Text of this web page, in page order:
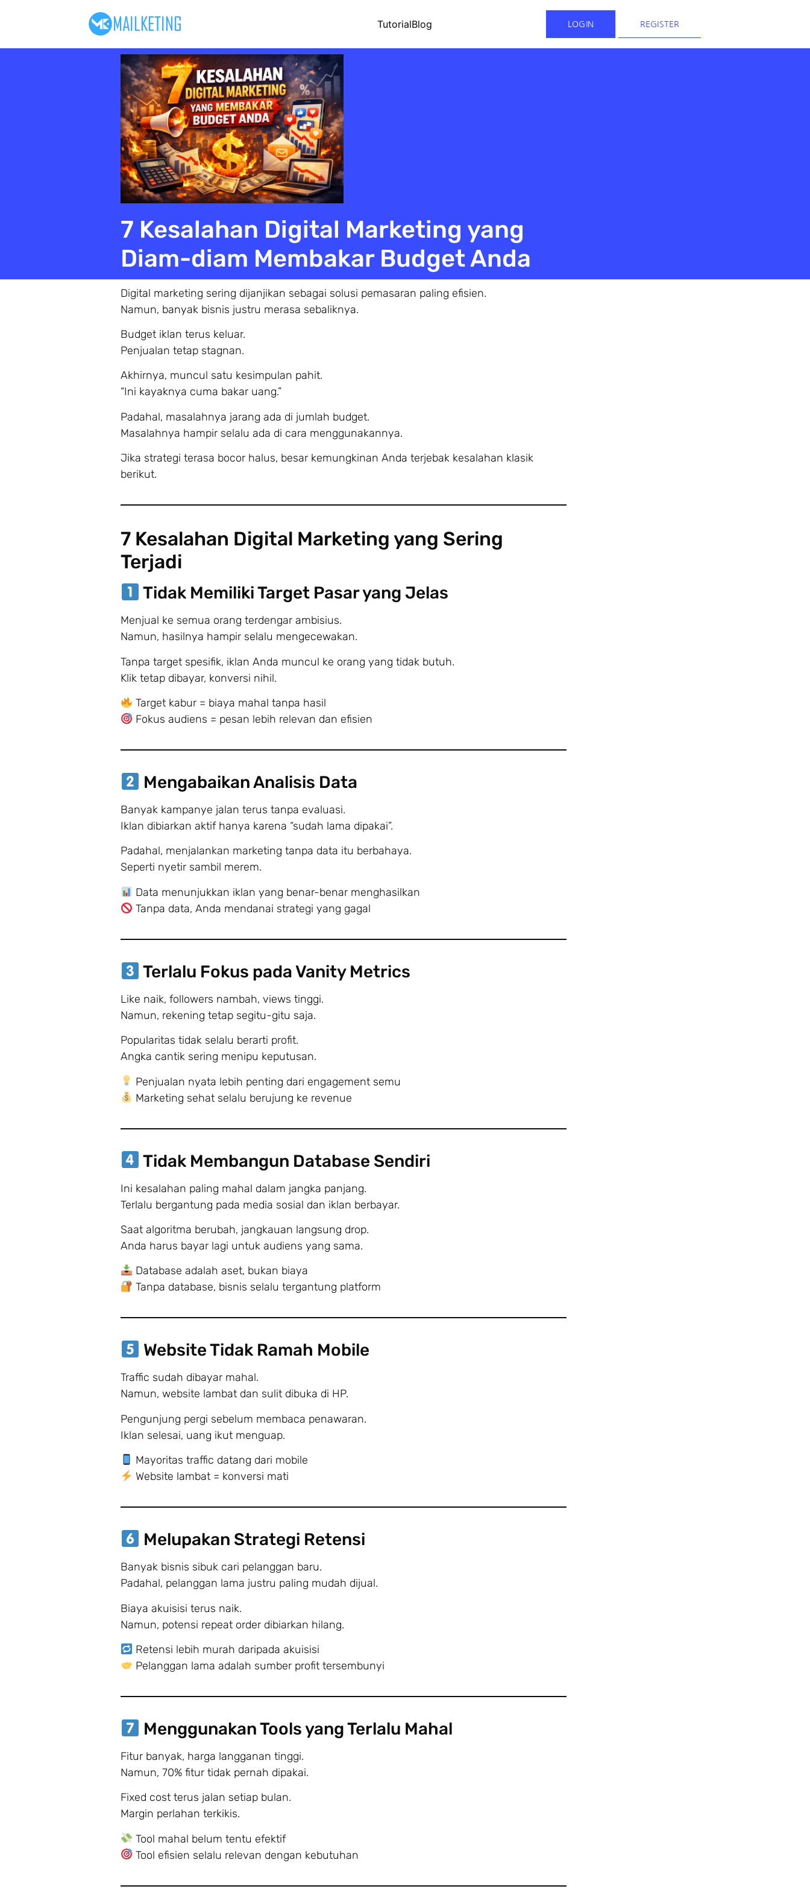
TutorialBlog LOGIN REGISTER
7 Kesalahan Digital Marketing yang
Diam-diam Membakar Budget Anda
Digital marketing sering dijanjikan sebagai solusi pemasaran paling efisien.
Namun, banyak bisnis justru merasa sebaliknya.
Budget iklan terus keluar.
Penjualan tetap stagnan.
Akhirnya, muncul satu kesimpulan pahit.
“Ini kayaknya cuma bakar uang.”
Padahal, masalahnya jarang ada di jumlah budget.
Masalahnya hampir selalu ada di cara menggunakannya.
Jika strategi terasa bocor halus, besar kemungkinan Anda terjebak kesalahan klasik
berikut.
7 Kesalahan Digital Marketing yang Sering
Terjadi
Tidak Memiliki Target Pasar yang Jelas
Menjual ke semua orang terdengar ambisius.
Namun, hasilnya hampir selalu mengecewakan.
Tanpa target spesifik, iklan Anda muncul ke orang yang tidak butuh.
Klik tetap dibayar, konversi nihil.
Target kabur = biaya mahal tanpa hasil
Fokus audiens = pesan lebih relevan dan efisien
Mengabaikan Analisis Data
Banyak kampanye jalan terus tanpa evaluasi.
Iklan dibiarkan aktif hanya karena “sudah lama dipakai”.
Padahal, menjalankan marketing tanpa data itu berbahaya.
Seperti nyetir sambil merem.
Data menunjukkan iklan yang benar-benar menghasilkan
Tanpa data, Anda mendanai strategi yang gagal
Terlalu Fokus pada Vanity Metrics
Like naik, followers nambah, views tinggi.
Namun, rekening tetap segitu-gitu saja.
Popularitas tidak selalu berarti profit.
Angka cantik sering menipu keputusan.
Penjualan nyata lebih penting dari engagement semu
Marketing sehat selalu berujung ke revenue
Tidak Membangun Database Sendiri
Ini kesalahan paling mahal dalam jangka panjang.
Terlalu bergantung pada media sosial dan iklan berbayar.
Saat algoritma berubah, jangkauan langsung drop.
Anda harus bayar lagi untuk audiens yang sama.
Database adalah aset, bukan biaya
Tanpa database, bisnis selalu tergantung platform
Website Tidak Ramah Mobile
Traffic sudah dibayar mahal.
Namun, website lambat dan sulit dibuka di HP.
Pengunjung pergi sebelum membaca penawaran.
Iklan selesai, uang ikut menguap.
Mayoritas traffic datang dari mobile
Website lambat = konversi mati
Melupakan Strategi Retensi
Banyak bisnis sibuk cari pelanggan baru.
Padahal, pelanggan lama justru paling mudah dijual.
Biaya akuisisi terus naik.
Namun, potensi repeat order dibiarkan hilang.
Retensi lebih murah daripada akuisisi
Pelanggan lama adalah sumber profit tersembunyi
Menggunakan Tools yang Terlalu Mahal
Fitur banyak, harga langganan tinggi.
Namun, 70% fitur tidak pernah dipakai.
Fixed cost terus jalan setiap bulan.
Margin perlahan terkikis.
Tool mahal belum tentu efektif
Tool efisien selalu relevan dengan kebutuhan